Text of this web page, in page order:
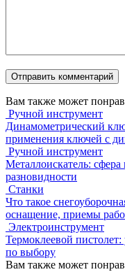
Вам также может
Ручной инструмент
Динамометрический
применения ключей с
Ручной инструмент
Металлоискатель:
разновидности
Станки
Что такое
оснащение, приемы
Электроинструмент
Термоклеевой
по выбору
Вам также может